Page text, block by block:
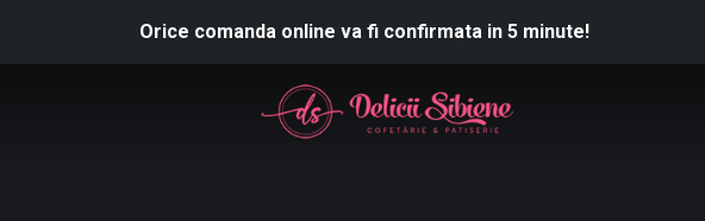
Orice comanda online va fi confirmata in 5 minute!